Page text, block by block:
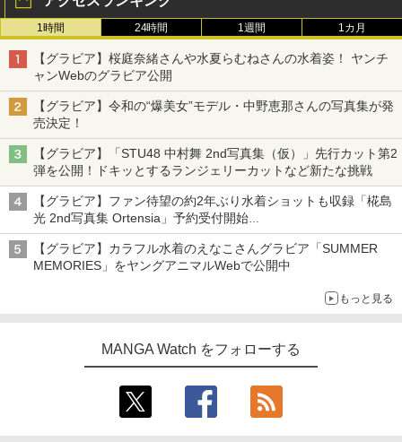
1時間 24時間 1週間 1カ月
【グラビア】桜庭奈緒さんや水夏らむねさんの水着姿！ ヤンチ
ャンWebのグラビア公開
【グラビア】令和の“爆美女”モデル・中野恵那さんの写真集が発
売決定！
【グラビア】「STU48 中村舞 2nd写真集（仮）」先行カット第2
弾を公開！ドキッとするランジェリーカットなど新たな挑戦
【グラビア】ファン待望の約2年ぶり水着ショットも収録「椛島
光 2nd写真集 Ortensia」予約受付開始
10月30日発売
【グラビア】カラフル水着のえなこさんグラビア「SUMMER
MEMORIES」をヤングアニマルWebで公開中
もっと見る
MANGA Watch をフォローする